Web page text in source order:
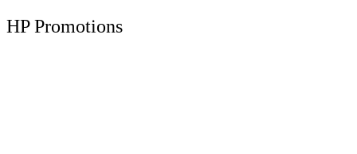
HP Promotions